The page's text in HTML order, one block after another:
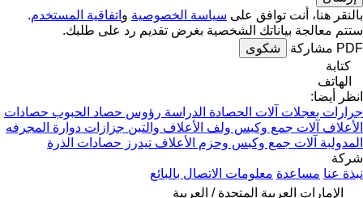
بالنقر هنا، أنت توافق على سياسة الخصوصية و اتفاقية المستخدم.
ستتم معالجة بياناتك الشخصية بغرض تقديم رد على طلبك.
PDF مشاركة
شكوى
كتابة
الهاتف
انظر أيضا:
جرارات بعجلات آلات الحصادة الدراسة رؤوس حصاد الحبوب حصادات
الأعلاف آلات جمع وكبس ولف الأعلاف والتبن جزازات دوارة المجرفه
المدولبة آلات جمع وكبس وحزم الأعلاف تيدرز حصادات الذرة
شركة
نبذة عنا مساعدة معلومات الاتصال بالبائع
الإمارات العربية المتحدة / العربية